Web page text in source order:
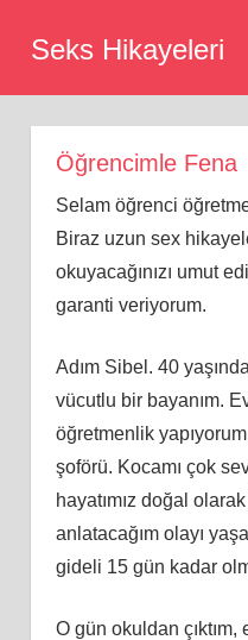
Seks Hikayeleri
Öğrencimle Fena
Selam öğrenci
Biraz uzun sex
okuyacağınızı umut
garanti veriyorum.
Adım Sibel. 40
vücutlu bir bayanım.
öğretmenlik
şoförü. Kocamı çok
hayatımız doğal
anlatacağım olayı
gideli 15 gün kadar
O gün okuldan